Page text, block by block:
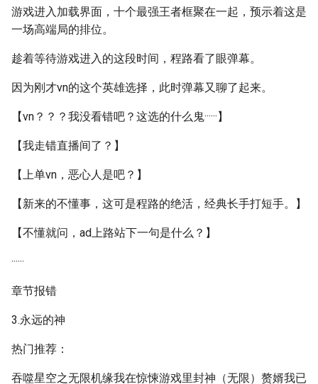
游戏进入加载界面，十个最强王者框聚在一起，预示着这是
一场高端局的排位。
趁着等待游戏进入的这段时间，程路看了眼弹幕。
因为刚才vn的这个英雄选择，此时弹幕又聊了起来。
【vn？？？我没看错吧？这选的什么鬼······】
【我走错直播间了？】
【上单vn，恶心人是吧？】
【新来的不懂事，这可是程路的绝活，经典长手打短手。】
【不懂就问，ad上路站下一句是什么？】
······
章节报错
3.永远的神
热门推荐：
吞噬星空之无限机缘我在惊悚游戏里封神（无限）赘婿我已